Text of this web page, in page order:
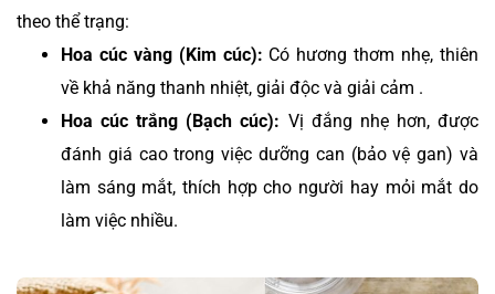
theo thể trạng:
Hoa cúc vàng (Kim cúc): Có hương thơm nhẹ, thiên
về khả năng thanh nhiệt, giải độc và giải cảm .
Hoa cúc trắng (Bạch cúc): Vị đắng nhẹ hơn, được
đánh giá cao trong việc dưỡng can (bảo vệ gan) và
làm sáng mắt, thích hợp cho người hay mỏi mắt do
làm việc nhiều.